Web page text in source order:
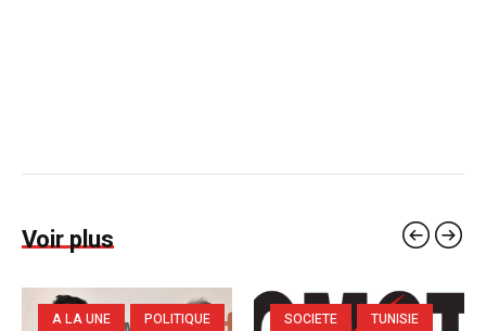
Voir plus
A LA UNE
POLITIQUE
SOCIETE TUNISIE